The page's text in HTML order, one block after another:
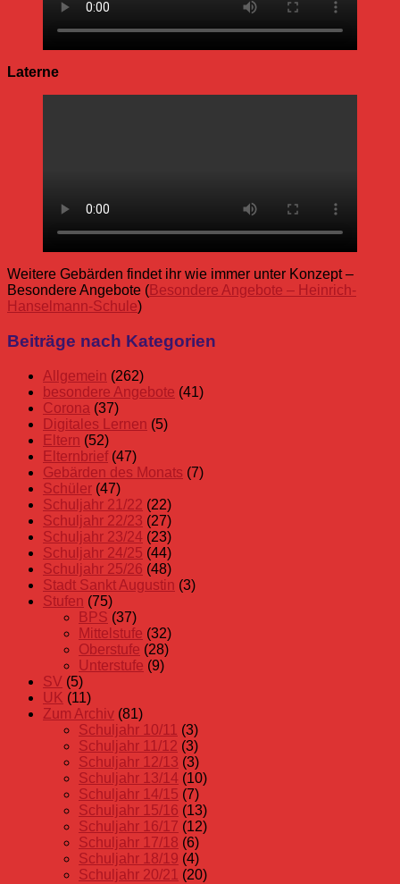
Laterne
Weitere Gebärden findet ihr wie immer unter Konzept –
Besondere Angebote (Besondere Angebote – Heinrich-
Hanselmann-Schule)
Allgemein
besondere
Angebote
Gebärden
Monats
GebärdenGebärden
Monats Kommunikation
Kommunikation
Beiträge nach Kategorien
Allgemein (262)
besondere Angebote (41)
Corona (37)
Digitales Lernen (5)
Eltern (52)
Elternbrief(47)
Gebärden des Monats (7)
Schüler (47)
Schuljahr 21/22 (22)
Schuljahr 22/23 (27)
Schuljahr 23/24 (23)
Schuljahr 24/25 (44)
Schuljahr 25/26 (48)
Stadt Sankt Augustin (3)
Stufen (75)
BPS (37)
Mittelstufe (32)
Oberstufe (28)
Unterstufe (9)
SV (5)
UK (11)
Zum Archiv (81)
Schuljahr 10/11 (3)
Schuljahr 11/12 (3)
Schuljahr 12/13 (3)
Schuljahr 13/14 (10)
Schuljahr 14/15 (7)
Schuljahr 15/16 (13)
Schuljahr 16/17 (12)
Schuljahr 17/18 (6)
Schuljahr 18/19 (4)
Schuljahr 20/21 (20)